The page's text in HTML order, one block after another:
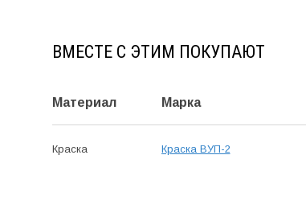
ВМЕСТЕ С ЭТИМ ПОКУПАЮТ
Материал Марка
Краска Краска ВУП-2